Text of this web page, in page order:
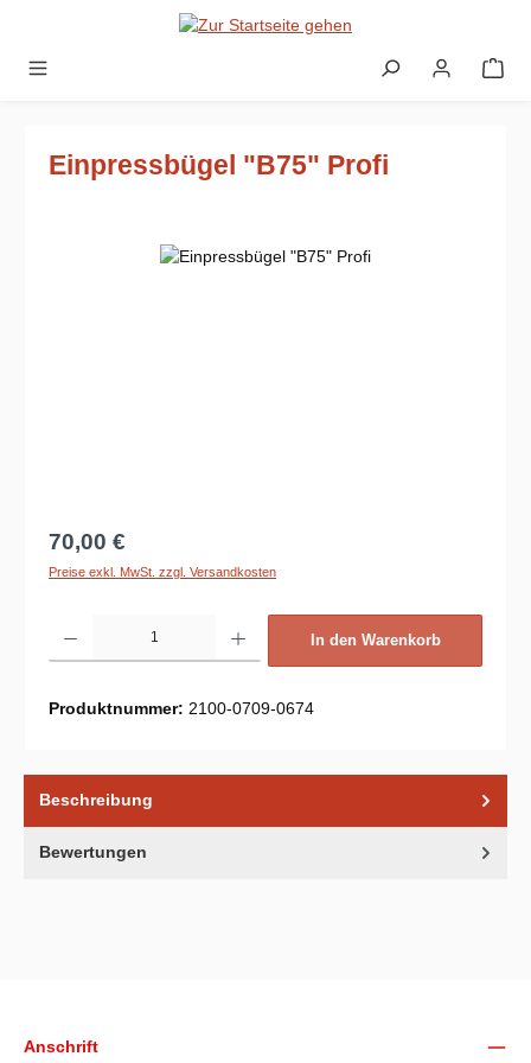
Zum Hauptinhalt springen
Einpressbügel "B75" Profi
Bildergalerie überspringen
Regulärer Preis:
70,00 €
Preise exkl. MwSt. zzgl. Versandkosten
In den Warenkorb
Produktnummer: 2100-0709-0674
Beschreibung
Bewertungen
Anschrift